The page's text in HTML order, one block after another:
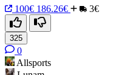
100€ 186.26€ 3€
325
0
Allsports